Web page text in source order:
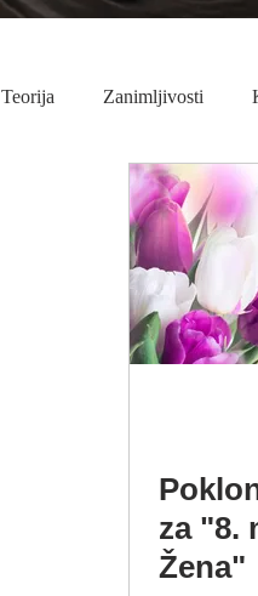
Teorija Zanimljivosti
za "8.
Žena"